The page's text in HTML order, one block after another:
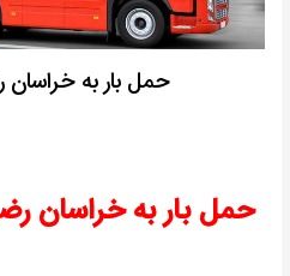
حمل بار به
حمل بار به خراسان